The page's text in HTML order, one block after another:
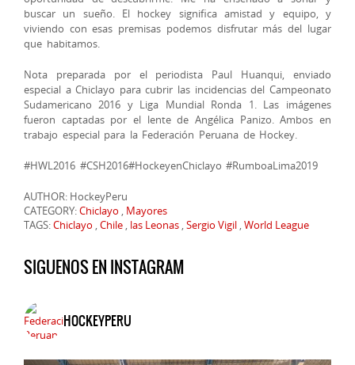
buscar un sueño. El hockey significa amistad y equipo, y
viviendo con esas premisas podemos disfrutar más del lugar
que habitamos.
Nota preparada por el periodista Paul Huanqui, enviado
especial a Chiclayo para cubrir las incidencias del Campeonato
Sudamericano 2016 y Liga Mundial Ronda 1. Las imágenes
fueron captadas por el lente de Angélica Panizo. Ambos en
trabajo especial para la Federación Peruana de Hockey.
#HWL2016 #CSH2016#HockeyenChiclayo #RumboaLima2019
AUTHOR: HockeyPeru
CATEGORY:Chiclayo , Mayores
TAGS:Chiclayo ,Chile , las Leonas ,Sergio Vigil ,World League
SIGUENOS EN INSTAGRAM
HOCKEYPERU